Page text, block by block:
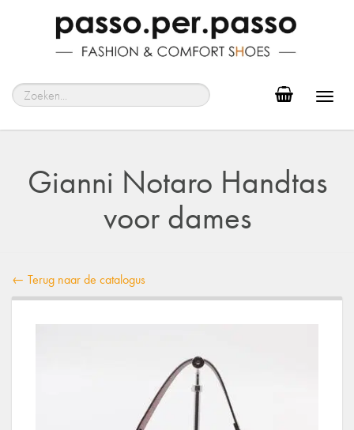
Gianni Notaro Handtas
voor dames
← Terug naar de catalogus